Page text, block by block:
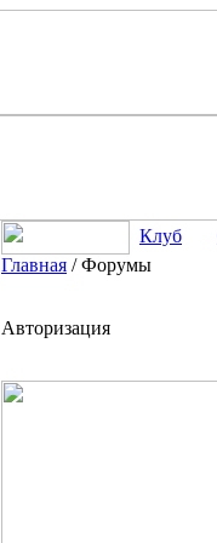
Клуб
Главная /Форумы
Авторизация